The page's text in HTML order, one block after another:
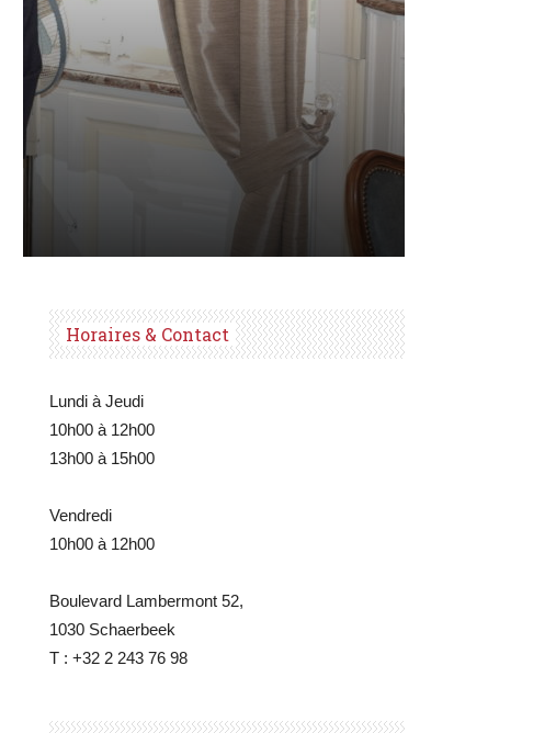
Horaires & Contact
Lundi à Jeudi
10h00 à 12h00
13h00 à 15h00
Vendredi
10h00 à 12h00
Boulevard Lambermont 52,
1030 Schaerbeek
T : +32 2 243 76 98